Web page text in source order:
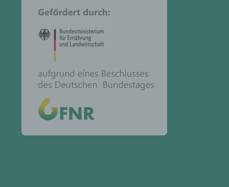
automatisierter Verfahren ausgeführte Vorgang
oder jede solche Vorgangsreihe im
das Ordnen, die Speicherung, die Anpassung
oder Veränderung, das Auslesen, das Abfragen,
die Verwendung, die Offenlegung durch
Übermittlung, Verbreitung oder eine andere Form
der Bereitstellung, den Abgleich oder die
oder die Vernichtung.